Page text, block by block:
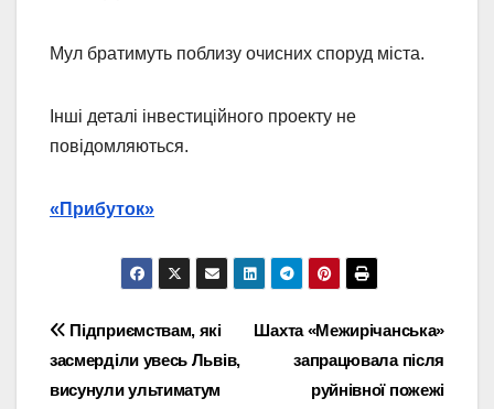
Мул братимуть поблизу очисних споруд міста.
Інші деталі інвестиційного проекту не
повідомляються.
«Прибуток»
Навігація
записів
Шахта «Межирічанська»
запрацювала після
руйнівної пожежі
Підприємствам, які
засмерділи увесь Львів,
висунули ультиматум